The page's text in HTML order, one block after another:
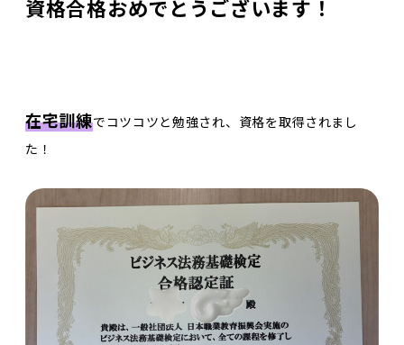
資格合格おめでとうございます！
在宅訓練でコツコツと勉強され、資格を取得されまし
た！